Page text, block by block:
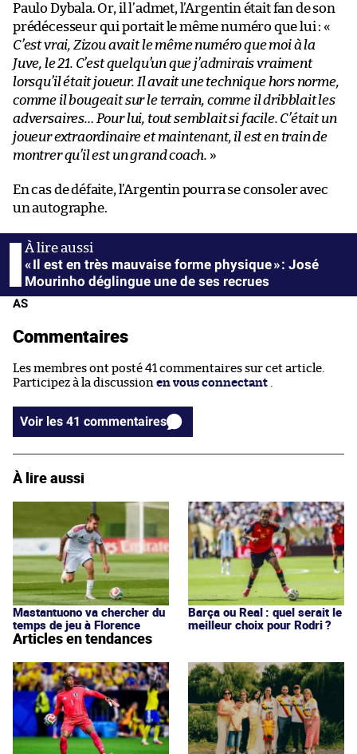
Paulo Dybala. Or, il l’admet, l’Argentin était fan de son
prédécesseur qui portait le même numéro que lui : «
C’est vrai, Zizou avait le même numéro que moi à la
Juve, le 21. C’est quelqu’un que j’admirais vraiment
lorsqu’il était joueur. Il avait une technique hors norme,
comme il bougeait sur le terrain, comme il dribblait les
adversaires… Pour lui, tout semblait si facile. C’était un
joueur extraordinaire et maintenant, il est en train de
montrer qu’il est un grand coach. »
En cas de défaite, l’Argentin pourra se consoler avec
un autographe.
« Il est en très mauvaise forme physique » : José
Mourinho déglingue une de ses recrues
AS
Commentaires
Les membres ont posté 41 commentaires sur cet article.
Participez à la discussion en vous connectant .
Voir les 41 commentaires
À lire aussi
Mastantuono va chercher du
temps de jeu à Florence
Barça ou Real : quel serait le
meilleur choix pour Rodri ?
Articles en tendances